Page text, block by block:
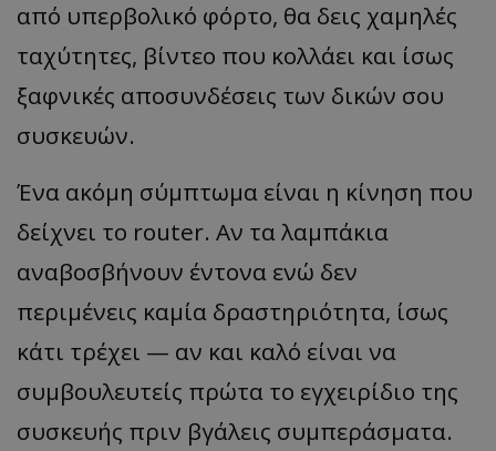
από υπερβολικό φόρτο, θα δεις χαμηλές
ταχύτητες, βίντεο που κολλάει και ίσως
ξαφνικές αποσυνδέσεις των δικών σου
συσκευών.
Ένα ακόμη σύμπτωμα είναι η κίνηση που
δείχνει το router. Αν τα λαμπάκια
αναβοσβήνουν έντονα ενώ δεν
περιμένεις καμία δραστηριότητα, ίσως
κάτι τρέχει — αν και καλό είναι να
συμβουλευτείς πρώτα το εγχειρίδιο της
συσκευής πριν βγάλεις συμπεράσματα.